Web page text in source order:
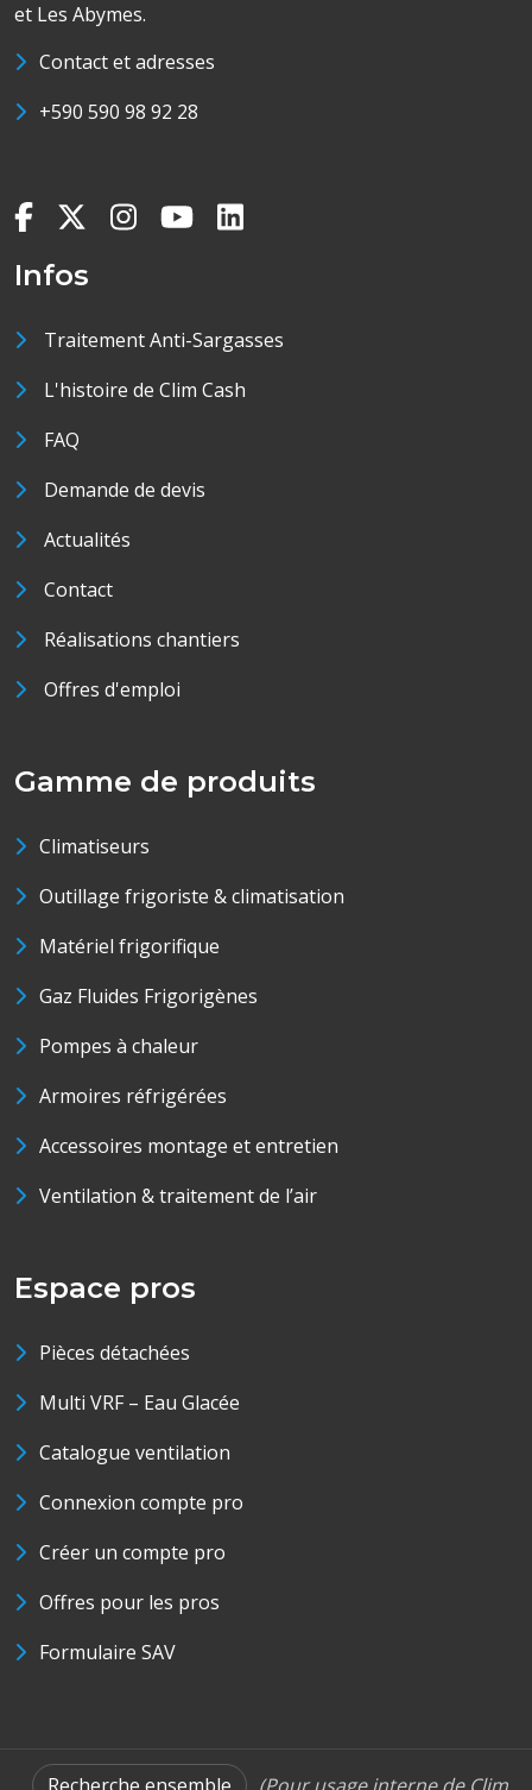
et Les Abymes.
Contact et adresses
+590 590 98 92 28
Infos
Traitement Anti-Sargasses
L'histoire de Clim Cash
FAQ
Demande de devis
Actualités
Contact
Réalisations chantiers
Offres d'emploi
Gamme de produits
Climatiseurs
Outillage frigoriste & climatisation
Matériel frigorifique
Gaz Fluides Frigorigènes
Pompes à chaleur
Armoires réfrigérées
Accessoires montage et entretien
Ventilation & traitement de l’air
Espace pros
Pièces détachées
Multi VRF – Eau Glacée
Catalogue ventilation
Connexion compte pro
Créer un compte pro
Offres pour les pros
Formulaire SAV